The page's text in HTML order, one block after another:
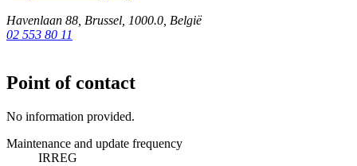
Havenlaan 88, Brussel, 1000.0, België
02 553 80 11
Point of contact
No information provided.
Maintenance and update frequency
IRREG